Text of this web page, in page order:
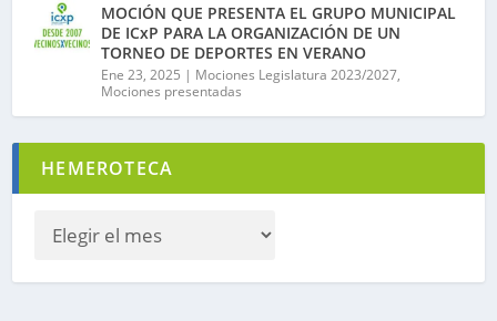
MOCIÓN QUE PRESENTA EL GRUPO MUNICIPAL
DE ICxP PARA LA ORGANIZACIÓN DE UN
TORNEO DE DEPORTES EN VERANO
Ene 23, 2025 | Mociones Legislatura 2023/2027,
Mociones presentadas
HEMEROTECA